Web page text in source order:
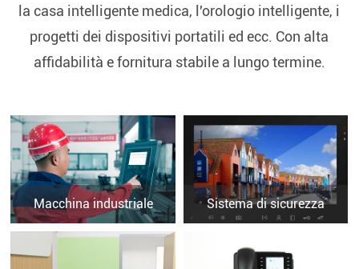
la casa intelligente medica, l'orologio intelligente, i
progetti dei dispositivi portatili ed ecc. Con alta
affidabilità e fornitura stabile a lungo termine.
Macchina industriale Sistema di sicurezza